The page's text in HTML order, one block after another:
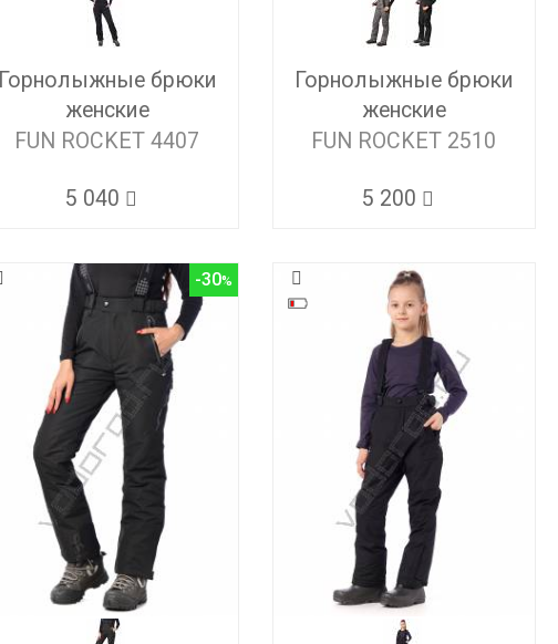
Горнолыжные брюки
женские
FUN ROCKET 4407
5 040
Горнолыжные брюки
женские
FUN ROCKET 2510
5 200
-30